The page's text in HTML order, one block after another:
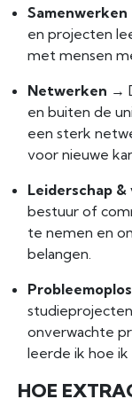
Samenwerken
en projecten
met mensen
Netwerken →
en buiten de
een sterk
voor nieuwe
Leiderschap
bestuur of
te nemen en
belangen.
onverwachte
leerde ik hoe
HOE